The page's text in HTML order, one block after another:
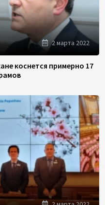
2 марта 2022
коснется примерно 17